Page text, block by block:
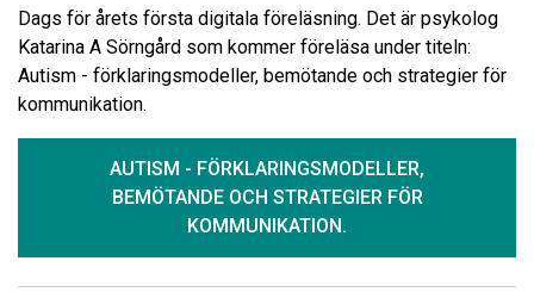
Dags för årets första digitala föreläsning. Det är psykolog
Katarina A Sörngård som kommer föreläsa under titeln:
Autism - förklaringsmodeller, bemötande och strategier för
kommunikation.
AUTISM - FÖRKLARINGSMODELLER,
BEMÖTANDE OCH STRATEGIER FÖR
KOMMUNIKATION.